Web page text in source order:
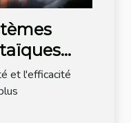
les
de
et l'efficacité